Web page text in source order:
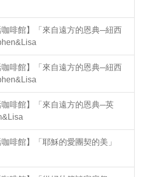
啡館】「來自遠方的恩典─紐西
啡館】「來自遠方的恩典─紐西
啡館】「來自遠方的恩典─英
啡館】「耶穌的愛團契的美」